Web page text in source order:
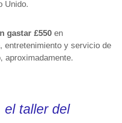
Unido.
gastar £550 en
entretenimiento y servicio de
aproximadamente.
el taller del